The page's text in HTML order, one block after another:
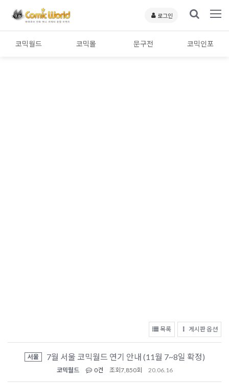
로그인
코믹월드 코믹몰 문구전 코믹인포
목록 게시판 옵션
서울 7월 서울 코믹월드 연기 안내 (11월 7~8일 확정)
코믹월드 0건 조회 7,850회 20.06.16